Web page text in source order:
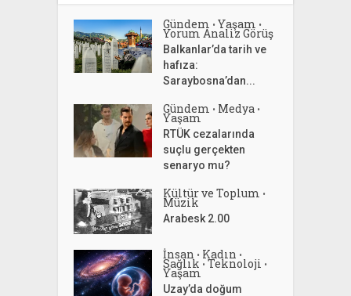
Gündem • Yaşam •
Yorum Analiz Görüş
Balkanlar’da tarih ve
hafıza:
Saraybosna’dan...
Gündem • Medya •
Yaşam
RTÜK cezalarında
suçlu gerçekten
senaryo mu?
Kültür ve Toplum •
Müzik
Arabesk 2.00
İnsan • Kadın •
Sağlık • Teknoloji •
Yaşam
Uzay’da doğum